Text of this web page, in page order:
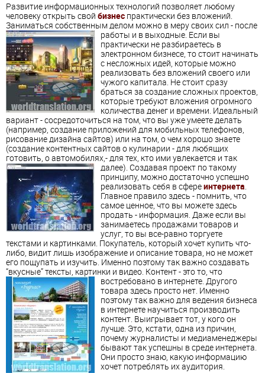
Развитие информационных технологий позволяет любому
человеку открыть свой бизнес практически без вложений.
Заниматься собственным делом можно в меру своих сил - после
работы и в выходные. Если вы
практически не разбираетесь в
электронном бизнесе, то стоит начинать
с несложных идей, которые можно
реализовать без вложений своего или
чужого капитала. Не стоит сразу
браться за создание сложных проектов,
которые требуют вложения огромного
количества денег и времени. Идеальный
вариант - сосредоточиться на том, что вы уже умеете делать
(например, создание приложений для мобильных телефонов,
рисование дизайна сайтов) или на том, о чем хорошо знаете
(создание контентных сайтов о кулинарии - для любящих
готовить, о автомобилях,- для тех, кто ими увлекается и так
далее). Создавая проект по такому
принципу, можно достаточно успешно
реализовать себя в сфереинтернета.
Главное правило здесь - помнить, что
самое ценное, что вы можете здесь
продать - информация. Даже если вы
занимаетесь продажами товаров и
услуг, то вы все-равно торгуете
текстами и картинками. Покупатель, который хочет купить что-
либо, видит лишь изображение и описание товара, но не может
его пощупать и изучить. Именно поэтому так важно создавать
“вкусные” тексты, картинки и видео. Контент - это то, что
востребовано в интернете. Другого
товара здесь просто нет. Именно
поэтому так важно для ведения бизнеса
в интернете научиться производить
контент. Выигрывает тот, у кого он
лучше. Это, кстати, одна из причин,
почему журналисты и медиаменеджеры
бывают так успешны в среде интернета.
Они просто знаю, какую информацию
хочет потреблять их аудитория.